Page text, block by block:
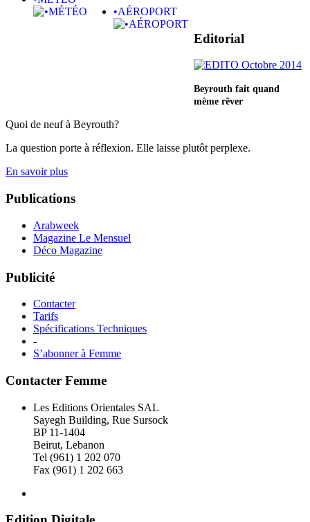
•AÉROPORT
Editorial
Beyrouth fait quand
même rêver
Quoi de neuf à Beyrouth?
La question porte à réflexion. Elle laisse plutôt perplexe.
En savoir plus
Publications
Arabweek
Magazine Le Mensuel
Déco Magazine
Publicité
Contacter
Tarifs
Spécifications Techniques
-
S’abonner à Femme
Contacter Femme
Les Editions Orientales SAL
Sayegh Building, Rue Sursock
BP 11-1404
Beirut, Lebanon
Tel (961) 1 202 070
Fax (961) 1 202 663